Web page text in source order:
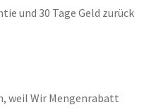
und 30 Tage Geld zurück
weil Wir Mengenrabatt